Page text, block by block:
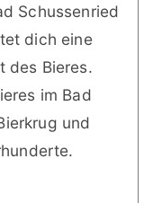
Schussenried
dich eine
des Bieres.
im Bad
und